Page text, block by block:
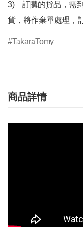
3)　訂購的貨品，需
貨，將作棄單處理，
TakaraTomy
商品詳情